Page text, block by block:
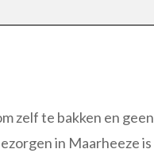
zelf te bakken en geen
in Maarheeze is